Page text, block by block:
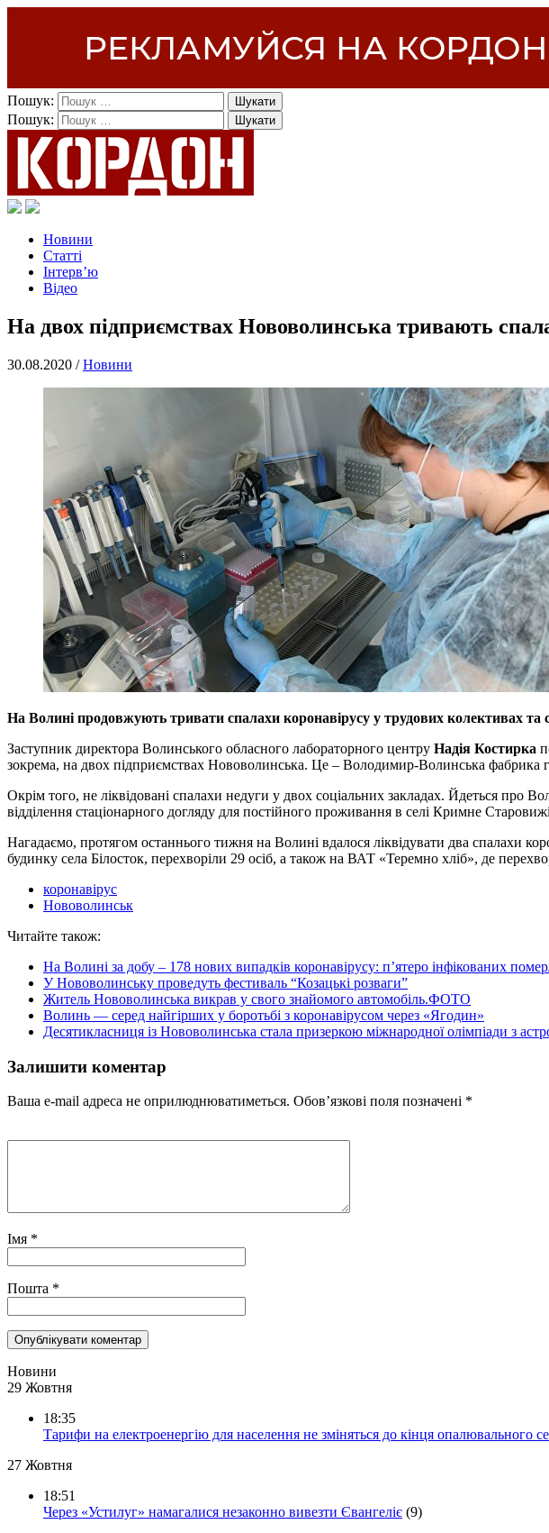
Пошук:
Пошук:
Новини
Статті
Інтерв’ю
Відео
На двох підприємствах Нововолинська тривають
30.08.2020 /Новини
На Волині продовжують тривати спалахи коронавірусу у трудових колективах та
Заступник директора Волинського обласного лабораторного центру Надія Костирка
зокрема, на двох підприємствах Нововолинська. Це – Володимир-Волинська фабрика
Окрім того, не ліквідовані спалахи недуги у двох соціальних закладах. Йдеться про
відділення стаціонарного догляду для постійного проживання в селі Кримне
Нагадаємо, протягом останнього тижня на Волині вдалося ліквідувати два спалахи
будинку села Білосток, перехворіли 29 осіб, а також на ВАТ «Теремно хліб», де
коронавірус
Нововолинськ
Читайте також:
На Волині за добу – 178 нових випадків коронавірусу: п’ятеро інфікованих
У Нововолинську проведуть фестиваль “Козацькі розваги”
Житель Нововолинська викрав у свого знайомого автомобіль.ФОТО
Волинь — серед найгірших у боротьбі з коронавірусом через «Ягодин»
Десятикласниця із Нововолинська стала призеркою міжнародної олімпіади з
Залишити коментар
Ваша e-mail адреса не оприлюднюватиметься. Обов’язкові поля позначені *
Імя *
Пошта *
Новини
29 Жовтня
18:35
Тарифи на електроенергію для населення не зміняться до кінця опалювального
27 Жовтня
18:51
Через «Устилуг» намагалися незаконно вивезти Євангеліє (9)